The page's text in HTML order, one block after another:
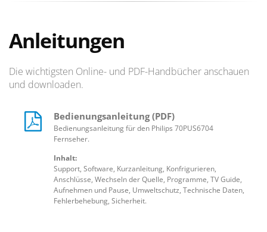
Anleitungen
Die wichtigsten Online- und PDF-Handbücher anschauen
und downloaden.
Bedienungsanleitung (PDF)
Bedienungsanleitung für den Philips 70PUS6704
Fernseher.
Inhalt:
Support, Software, Kurzanleitung, Konfrigurieren,
Anschlüsse, Wechseln der Quelle, Programme, TV Guide,
Aufnehmen und Pause, Umweltschutz, Technische Daten,
Fehlerbehebung, Sicherheit.